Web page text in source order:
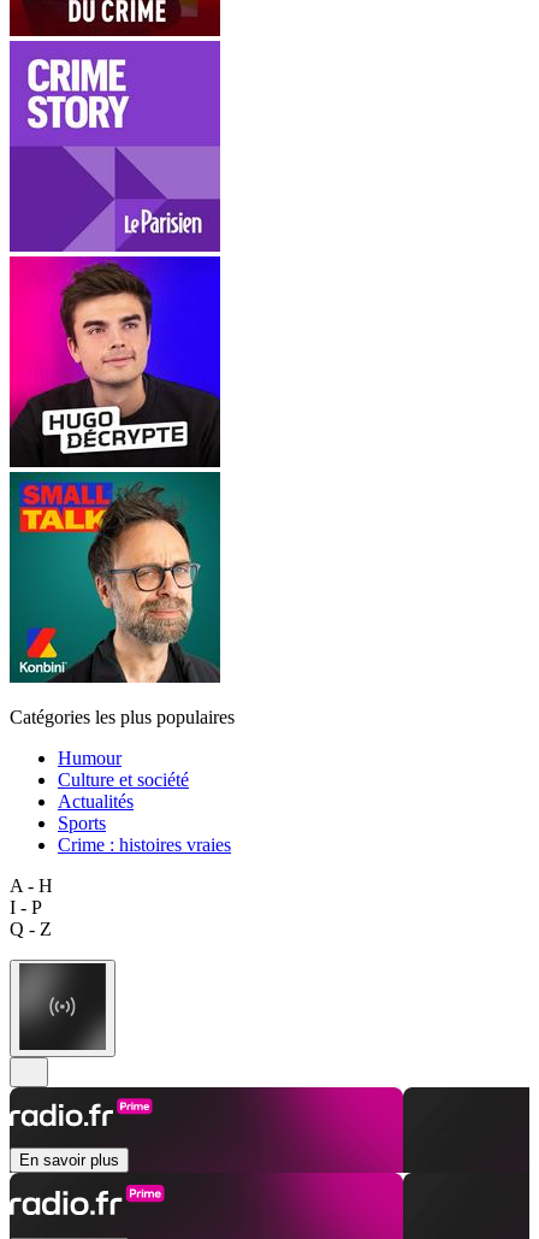
Catégories les plus populaires
Humour
Culture et société
Actualités
Sports
Crime : histoires vraies
A - H
I - P
Q - Z
En savoir plus